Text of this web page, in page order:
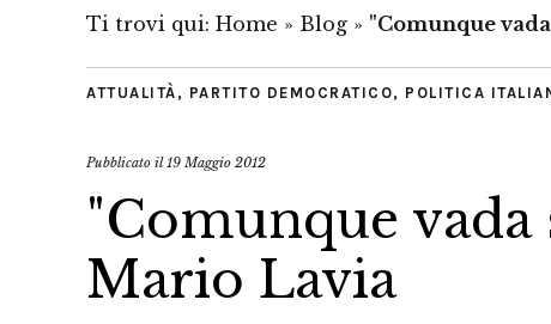
Ti trovi qui: Home » Blog » "Comunque
ATTUALITÀ , PARTITO DEMOCRATICO, POLITICA
Pubblicato il19 Maggio 2012
"Comunque vada
Mario Lavia